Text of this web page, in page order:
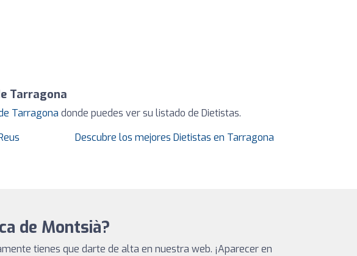
Tarragona
Tarragona donde puedes ver su listado de Dietistas.
Descubre los mejores Dietistas en Tarragona
de Montsià?
tienes que darte de alta en nuestra web. ¡Aparecer en